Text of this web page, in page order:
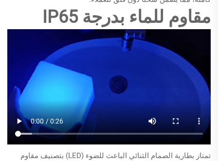
مقاوم للماء بدرجة IP65
تمتاز بطارية الصمام الثنائي الباعث للضوء (LED) بتصنيف مقاوم